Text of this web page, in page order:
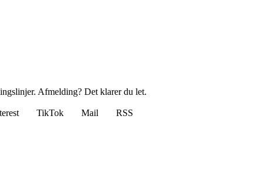
Afmelding? Det klarer du let.
TikTok Mail
RSS